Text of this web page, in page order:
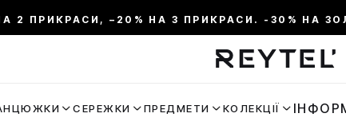
2 ПРИКРАСИ, –20% НА 3 ПРИКРАСИ. -30% НА
СЕРЕЖКИ ПРЕДМЕТИ КОЛЕКЦІЇ